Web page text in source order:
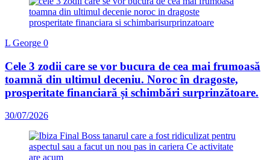
L George 0
Cele 3 zodii care se vor bucura de cea mai frumoasă
toamnă din ultimul deceniu. Noroc în dragoste,
prosperitate financiară și schimbări surprinzătoare.
30/07/2026